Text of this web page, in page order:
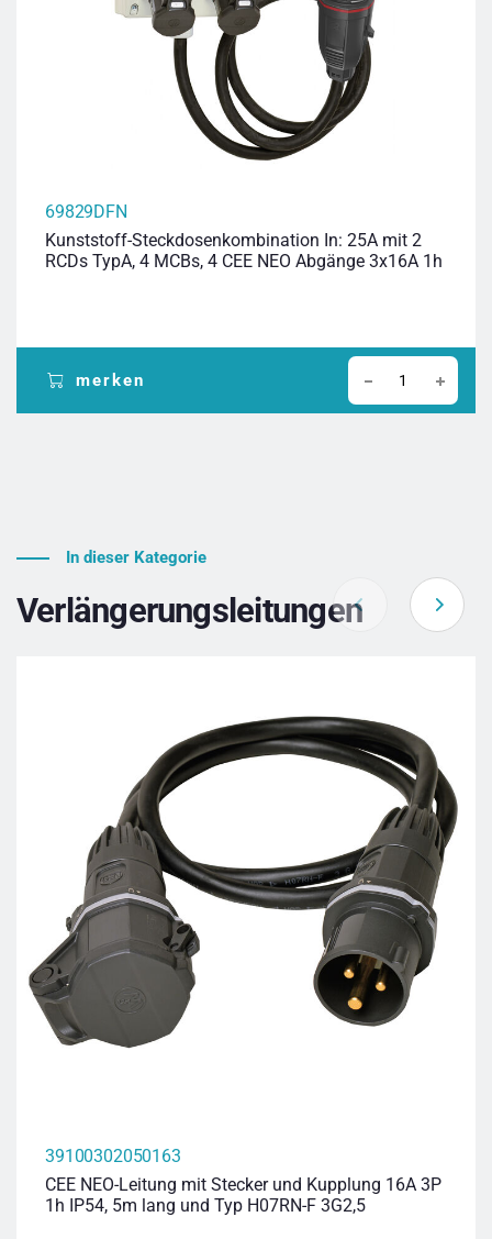
69829DFN
Kunststoff-Steckdosenkombination In: 25A mit 2
RCDs TypA, 4 MCBs, 4 CEE NEO Abgänge 3x16A 1h
merken
In dieser Kategorie
Verlängerungsleitungen
39100302050163
CEE NEO-Leitung mit Stecker und Kupplung 16A 3P
1h IP54, 5m lang und Typ H07RN-F 3G2,5